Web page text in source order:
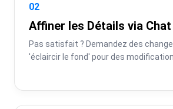
02
Affiner les Détails via Chat
Pas satisfait ? Demandez des
'éclaircir le fond' pour des